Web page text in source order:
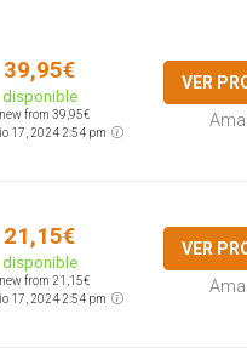
39,95€
disponible
from 39,95€
17, 2024 2:54 pm
VER
21,15€
disponible
from 21,15€
17, 2024 2:54 pm
VER